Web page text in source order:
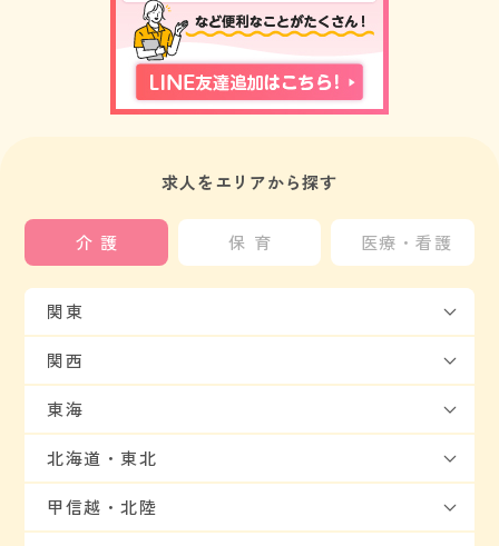
求人をエリアから探す
介護 保育 医療・看護
関東
関西
東海
北海道・東北
甲信越・北陸